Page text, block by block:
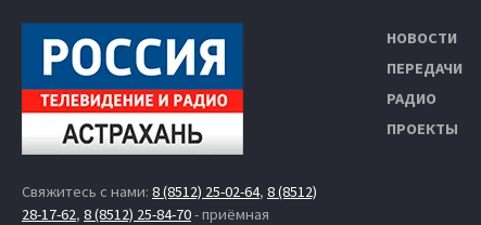
Свяжитесь с нами: 8 (8512) 25-02-64, 8 (8512)
28-17-62, 8 (8512) 25-84-70- приёмная
НОВОСТИ
ПЕРЕДАЧИ
РАДИО
ПРОЕКТЫ